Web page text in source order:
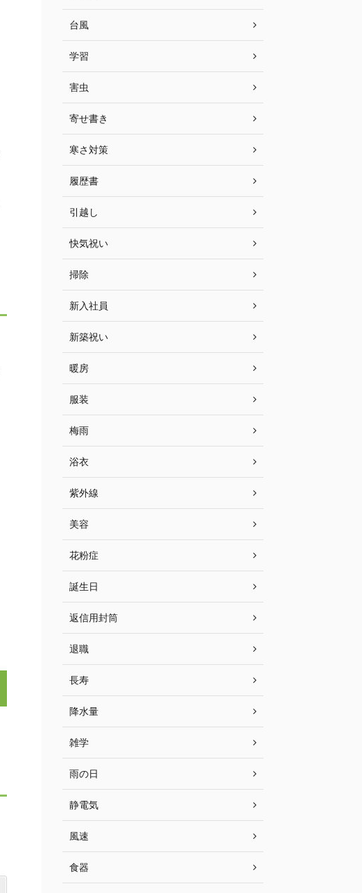
台風
学習
害虫
寄せ書き
寒さ対策
履歴書
引越し
快気祝い
掃除
新入社員
新築祝い
暖房
服装
梅雨
浴衣
紫外線
美容
花粉症
誕生日
返信用封筒
退職
長寿
降水量
雑学
雨の日
静電気
風速
食器